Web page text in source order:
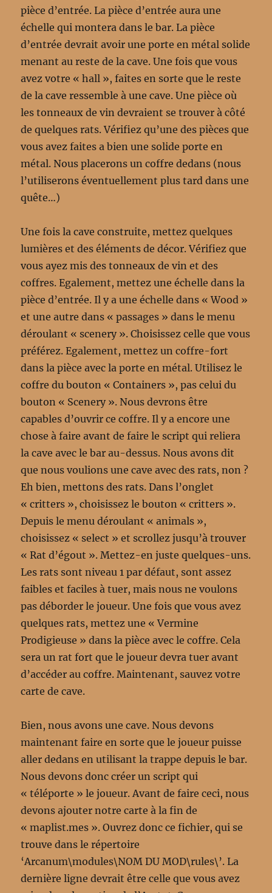
pièce d’entrée. La pièce d’entrée aura une
échelle qui montera dans le bar. La pièce
d’entrée devrait avoir une porte en métal solide
menant au reste de la cave. Une fois que vous
avez votre « hall », faites en sorte que le reste
de la cave ressemble à une cave. Une pièce où
les tonneaux de vin devraient se trouver à côté
de quelques rats. Vérifiez qu’une des pièces que
vous avez faites a bien une solide porte en
métal. Nous placerons un coffre dedans (nous
l’utiliserons éventuellement plus tard dans une
quête…)
Une fois la cave construite, mettez quelques
lumières et des éléments de décor. Vérifiez que
vous ayez mis des tonneaux de vin et des
coffres. Egalement, mettez une échelle dans la
pièce d’entrée. Il y a une échelle dans « Wood »
et une autre dans « passages » dans le menu
déroulant « scenery ». Choisissez celle que vous
préférez. Egalement, mettez un coffre-fort
dans la pièce avec la porte en métal. Utilisez le
coffre du bouton « Containers », pas celui du
bouton « Scenery ». Nous devrons être
capables d’ouvrir ce coffre. Il y a encore une
chose à faire avant de faire le script qui reliera
la cave avec le bar au-dessus. Nous avons dit
que nous voulions une cave avec des rats, non ?
Eh bien, mettons des rats. Dans l’onglet
« critters », choisissez le bouton « critters ».
Depuis le menu déroulant « animals »,
choisissez « select » et scrollez jusqu’à trouver
« Rat d’égout ». Mettez-en juste quelques-uns.
Les rats sont niveau 1 par défaut, sont assez
faibles et faciles à tuer, mais nous ne voulons
pas déborder le joueur. Une fois que vous avez
quelques rats, mettez une « Vermine
Prodigieuse » dans la pièce avec le coffre. Cela
sera un rat fort que le joueur devra tuer avant
d’accéder au coffre. Maintenant, sauvez votre
carte de cave.
Bien, nous avons une cave. Nous devons
maintenant faire en sorte que le joueur puisse
aller dedans en utilisant la trappe depuis le bar.
Nous devons donc créer un script qui
« téléporte » le joueur. Avant de faire ceci, nous
devons ajouter notre carte à la fin de
« maplist.mes ». Ouvrez donc ce fichier, qui se
trouve dans le répertoire
‘Arcanum\modules\NOM DU MOD\rules\’. La
dernière ligne devrait être celle que vous avez